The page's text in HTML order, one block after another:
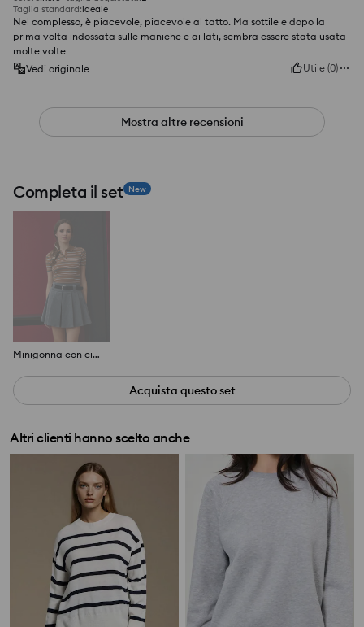
Taglia standard:ideale
Nel complesso, è piacevole, piacevole al tatto. Ma sottile e dopo la
prima volta indossata sulle maniche e ai lati, sembra essere stata usata
molte volte
Vedi originale
Utile (0)
Mostra altre recensioni
Completa il set New
Minigonna con cintura
Acquista questo set
Altri clienti hanno scelto anche